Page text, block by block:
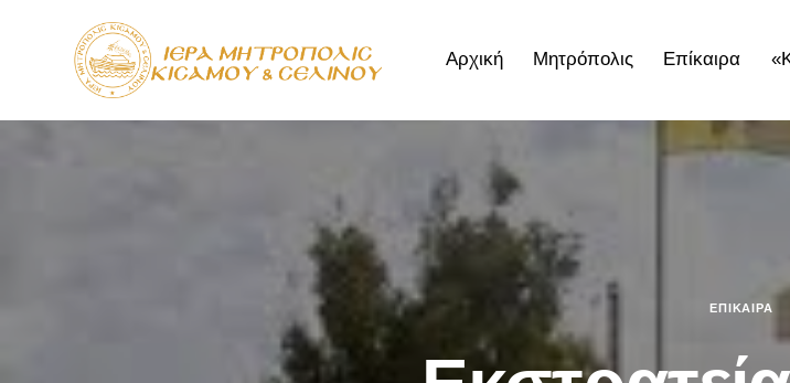
Αρχική Μητρόπολις Επίκαιρα
Μητρόπολις «Κιβωτός»
ΕΠΊΚΑΙΡΑ